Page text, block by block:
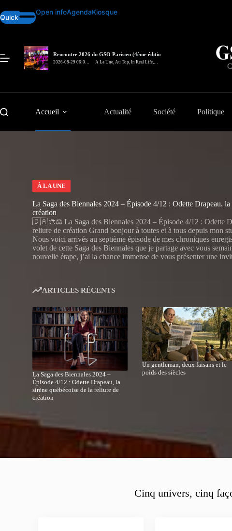
au
contenu
Quick
Open infoAgendaKiosque
Rencontre 2026 du GSO Parisien (4ème édition)
– In Real Life
2026-08-29 06:00
A La Une,Au Top,In Real Life,
Accueil Actualité Société Politique
À LA UNE
La Saga des Biennales 2024 – Épisode 4/12 : Odette Drapeau,
création
🇨🇦🎨⚖️ La Saga des Biennales 2024 – Épisode 4/12 : Odette
reliure de création Grand bonjour à toutes et à tous depuis mon
Nous voici arrivés au septième épisode de mes chroniques
volet de cette Saga des Biennales que je partage avec vous
nouvelle étape, j’ai la chance immense de vous présenter une
ARTICLES RÉCENTS
La Saga des Biennales 2024 –
Épisode 4/12 : Odette Drapeau, la
sirène québécoise de la reliure de
création
Un gentleman, deux faisans et le
poids des siècles
Cinq univers, cinq